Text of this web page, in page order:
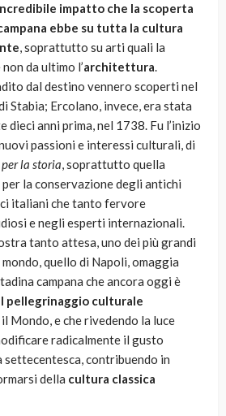
impatto che la scoperta
ebbe su tutta la cultura
, soprattutto su arti quali la
non da ultimo l’architettura.
dal destino vennero scoperti nel
Stabia; Ercolano, invece, era stata
anni prima, nel 1738. Fu l’inizio
passioni e interessi culturali, di
la storia, soprattutto quella
la conservazione degli antichi
italiani che tanto fervore
e negli esperti internazionali.
tanto attesa, uno dei più grandi
quello di Napoli, omaggia
campana che ancora oggi è
pellegrinaggio culturale
Mondo, e che rivedendo la luce
radicalmente il gusto
contribuendo in
della cultura classica